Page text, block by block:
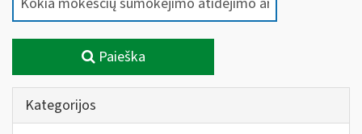
Paieška
Kategorijos